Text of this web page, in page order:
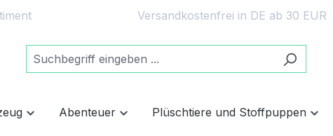
Versandkostenfrei in DE ab 30 EUR
Abenteuer Plüschtiere und Stoffpuppen